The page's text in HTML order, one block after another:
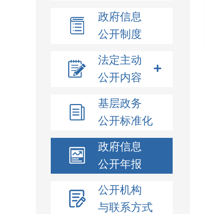
政府信息
公开制度
法定主动
公开内容
基层政务
公开标准化
政府信息
公开年报
公开机构
与联系方式